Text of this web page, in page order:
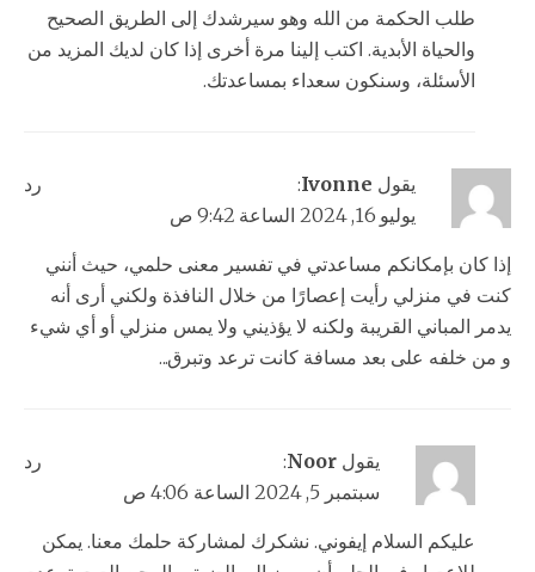
طلب الحكمة من الله وهو سيرشدك إلى الطريق الصحيح
والحياة الأبدية. اكتب إلينا مرة أخرى إذا كان لديك المزيد من
الأسئلة، وسنكون سعداء بمساعدتك.
يقول Ivonne
:
يوليو 16, 2024 الساعة 9:42 ص
إذا كان بإمكانكم مساعدتي في تفسير معنى حلمي، حيث أنني
كنت في منزلي رأيت إعصارًا من خلال النافذة ولكني أرى أنه
يدمر المباني القريبة ولكنه لا يؤذيني ولا يمس منزلي أو أي شيء
و من خلفه على بعد مسافة كانت ترعد وتبرق...
رد
يقول Noor
:
سبتمبر 5, 2024 الساعة 4:06 ص
عليكم السلام إيفوني. نشكرك لمشاركة حلمك معنا. يمكن
رد